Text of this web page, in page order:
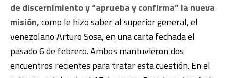
de discernimiento y “aprueba y confirma” la nueva
misión,como le hizo saber al superior general, el
venezolano Arturo Sosa, en una carta fechada el
pasado 6 de febrero. Ambos mantuvieron dos
encuentros recientes para tratar esta cuestión. En el